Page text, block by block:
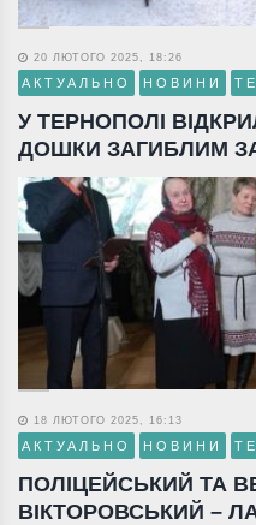
20 ЛЮТОГО 2025, 18:26
АКТУАЛЬНО НОВИНИ
У ТЕРНОПОЛІ
ДОШКИ ЗАГИБЛИМ
18 ЛЮТОГО 2025, 16:13
АКТУАЛЬНО НОВИНИ
ПОЛІЦЕЙСЬКИЙ ТА
ВІКТОРОВСЬКИЙ –